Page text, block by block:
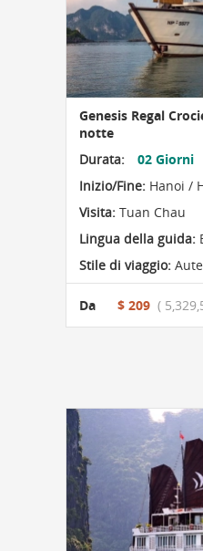
Genesis Regal
notte
Durata:
02 Giorni
Inizio/Fine: Hanoi /
Visita: Tuan Chau
Lingua della guida:
Stile di viaggio:
Da $ 209 (